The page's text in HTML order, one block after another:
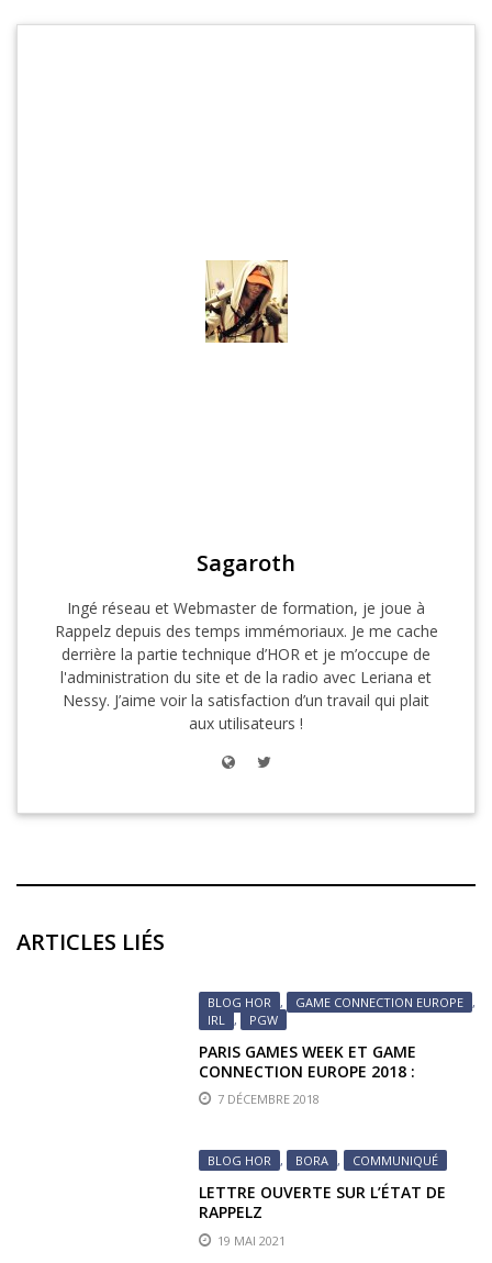
Sagaroth
Ingé réseau et Webmaster de formation, je joue à
Rappelz depuis des temps immémoriaux. Je me cache
derrière la partie technique d’HOR et je m’occupe de
l'administration du site et de la radio avec Leriana et
Nessy. J’aime voir la satisfaction d’un travail qui plait
aux utilisateurs !
ARTICLES LIÉS
BLOG HOR , GAME CONNECTION EUROPE ,
IRL , PGW
PARIS GAMES WEEK ET GAME
CONNECTION EUROPE 2018 :
INTRODUCTION
7 DÉCEMBRE 2018
BLOG HOR , BORA , COMMUNIQUÉ
LETTRE OUVERTE SUR L’ÉTAT DE
RAPPELZ
19 MAI 2021